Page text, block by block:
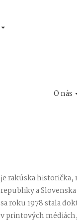
O nás
je rakúska
republiky a
sa roku 1978 stala
v printových